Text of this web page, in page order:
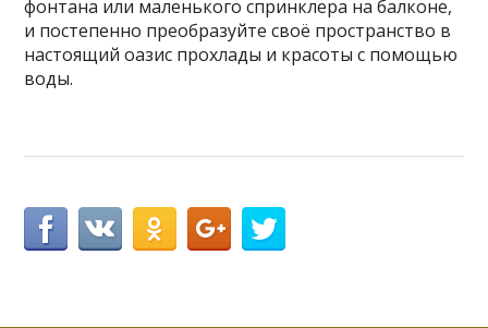
фонтана или маленького спринклера на балконе,
и постепенно преобразуйте своё пространство в
настоящий оазис прохлады и красоты с помощью
воды.